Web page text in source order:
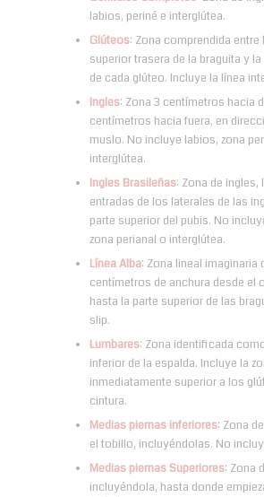
labios, periné e interglútea.
Glúteos: Zona comprendida entre
superior trasera de la braguita y
de cada glúteo. Incluye la línea
Ingles: Zona 3 centímetros hacia
centímetros hacia fuera, en
muslo. No incluye labios, zona
interglútea.
Ingles Brasileñas: Zona de ingles,
entradas de los laterales de las
parte superior del pubis. No
zona perianal o interglútea.
Línea Alba: Zona lineal imaginaria
centímetros de anchura desde el
hasta la parte superior de las
slip.
Lumbares: Zona identificada
inferior de la espalda. Incluye la
inmediatamente superior a los
cintura.
Medias piernas inferiores: Zona
el tobillo, incluyéndolas. No
Medias piernas Superiores: Zona
incluyéndola, hasta donde